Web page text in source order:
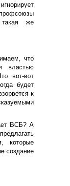
же
что
властью
вот-вот
будет
к
ВСБ? А
которые
создание